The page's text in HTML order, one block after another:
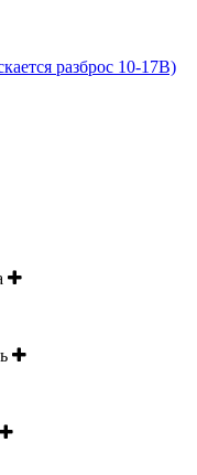
разброс 10-17В)